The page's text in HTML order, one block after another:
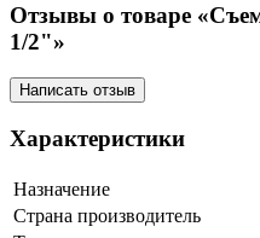
Отзывы о товаре
1/2"»
Написать отзыв
Характеристики
Назначение
Страна производитель